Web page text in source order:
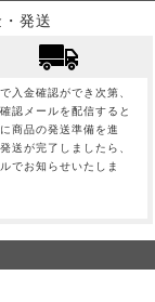
・発送
入金確認ができ次第、
認メールを配信すると
商品の発送準備を進
送が完了しましたら、
ルでお知らせいたしま